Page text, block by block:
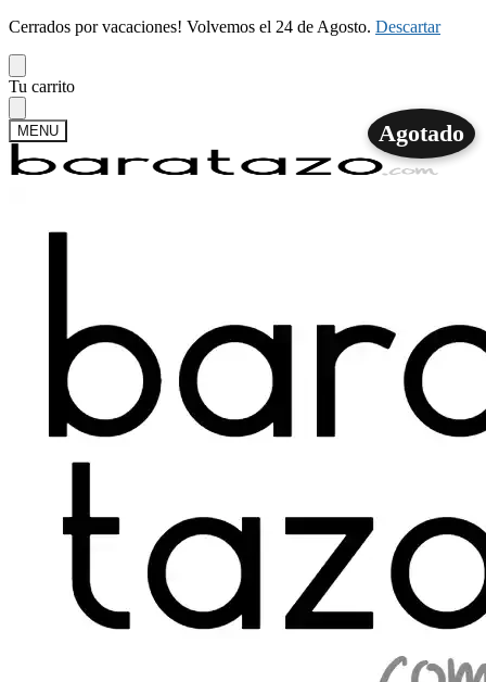
Cerrados por vacaciones! Volvemos el 24 de Agosto. Descartar
Skip
to
navigation
Skip
to
content
Tu carrito
MENU
Mi cuenta
Agotado